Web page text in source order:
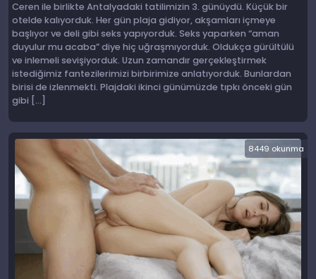
Ceren ile birlikte Antalyadaki tatilimizin 3. günüydü. Küçük bir
otelde kalıyorduk. Her gün plaja gidiyor, akşamları içmeye
başlıyor ve deli gibi seks yapıyorduk. Seks yaparken “aman
duyulur mu acaba” diye hiç uğraşmıyorduk. Oldukça gürültülü
ve inlemeli sevişiyorduk. Uzun zamandır gerçekleştirmek
istediğimiz fantezilerimizi birbirimize anlatıyorduk. Bunlardan
birisi de izlenmekti. Plajdaki ikinci günümüzde tıpkı önceki gün
gibi […]
8449 okunma